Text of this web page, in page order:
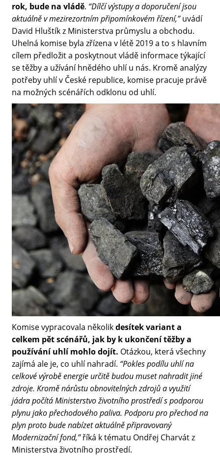
rok, bude na vládě. “Dílčí výstupy a doporučení jsou
aktuálně v mezirezortním připomínkovém řízení,”uvádí
David Hluštík z Ministerstva průmyslu a obchodu.
Uhelná komise byla zřízena v létě 2019 a to s hlavním
cílem předložit a poskytnout vládě informace týkající
se těžby a užívání hnědého uhlí u nás. Kromě analýzy
potřeby uhlí v České republice, komise pracuje právě
na možných scénářích odklonu od uhlí.
Komise vypracovala několikdesítek variant a
celkem pět scénářů, jak by k ukončení těžby a
používání uhlí mohlo dojít. Otázkou, která všechny
zajímá ale je, co uhlí nahradí. “Pokles podílu uhlí na
celkové výrobě energie určitě budou muset nahradit jiné
zdroje. Kromě nárůstu obnovitelných zdrojů a využití
jádra počítá Ministerstvo životního prostředí s podporou
plynu jako přechodového paliva. Podporu pro přechod na
plyn proto bude nabízet aktuálně připravovaný
Modernizační fond,”říká k tématu Ondřej Charvát z
Ministerstva životního prostředí.